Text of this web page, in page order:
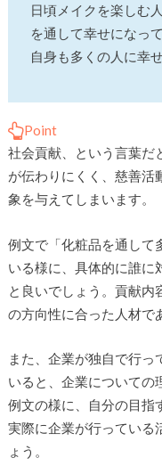
日頃メイクを楽しむ
を通して幸せになっ
自身も多くの人に幸
Point
社会貢献、という言葉だ
が伝わりにくく、慈善活
象を与えてしまいます。
例文で「化粧品を通して
いる様に、具体的に誰に
と良いでしょう。貢献内
の方向性に合った人材で
また、企業が独自で行っ
いると、企業についての
例文の様に、自分の目指
実際に企業が行っている
ょう。